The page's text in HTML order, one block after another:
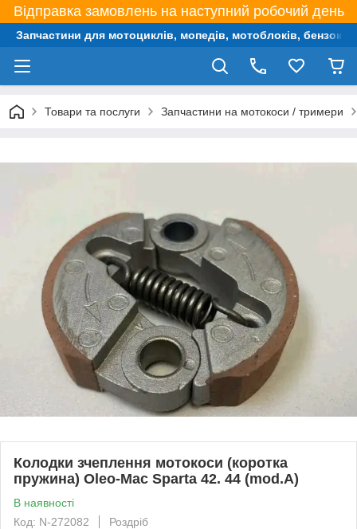
Відправка замовлень на наступний робочий день
Запчастини для мотоциклів, мопедів, мотоблоків,
Товари та послуги Запчастини на мотокоси / тримери
Колодки зчеплення мотокоси (коротка
пружина) Oleo-Mac Sparta 42. 44 (mod.A)
В наявності
Код: N-272082
Роздріб